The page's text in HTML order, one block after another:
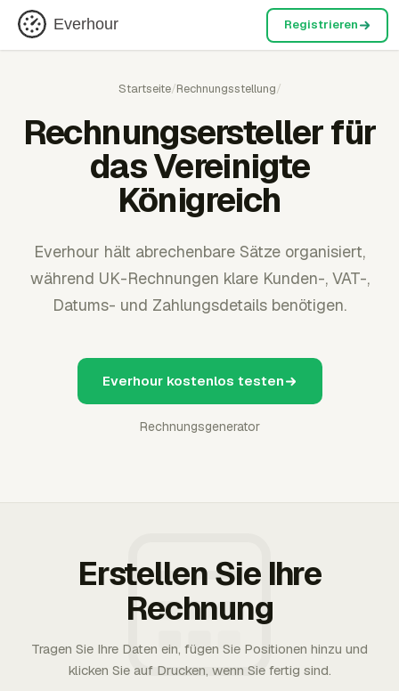
Everhour Registrieren
Startseite/Rechnungsstellung/
Rechnungsersteller für
das Vereinigte
Königreich
Everhour hält abrechenbare Sätze organisiert,
während UK-Rechnungen klare Kunden-, VAT-,
Datums- und Zahlungsdetails benötigen.
Everhour kostenlos testen
Rechnungsgenerator
Erstellen Sie Ihre
Rechnung
Tragen Sie Ihre Daten ein, fügen Sie Positionen hinzu und
klicken Sie auf Drucken, wenn Sie fertig sind.